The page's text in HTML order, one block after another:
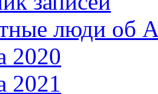
люди об
2020
2021